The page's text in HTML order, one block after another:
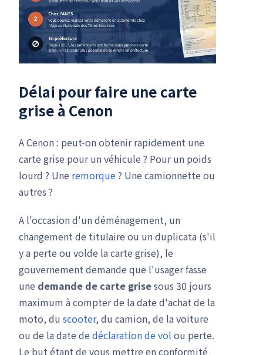
Délai pour faire une carte
grise à Cenon
A Cenon : peut-on obtenir rapidement une
carte grise pour un véhicule ? Pour un poids
lourd ? Une remorque? Une camionnette ou
autres ?
A l'occasion d'un déménagement, un
changement de titulaire ou un duplicata (s'il
y a perte ou volde la carte grise), le
gouvernement demande que l'usager fasse
une demande de carte grisesous 30 jours
maximum à compter de la date d'achat de la
moto, du scooter, du camion, de la voiture
ou de la date de déclaration de vol ou perte.
Le but étant de vous mettre en conformité